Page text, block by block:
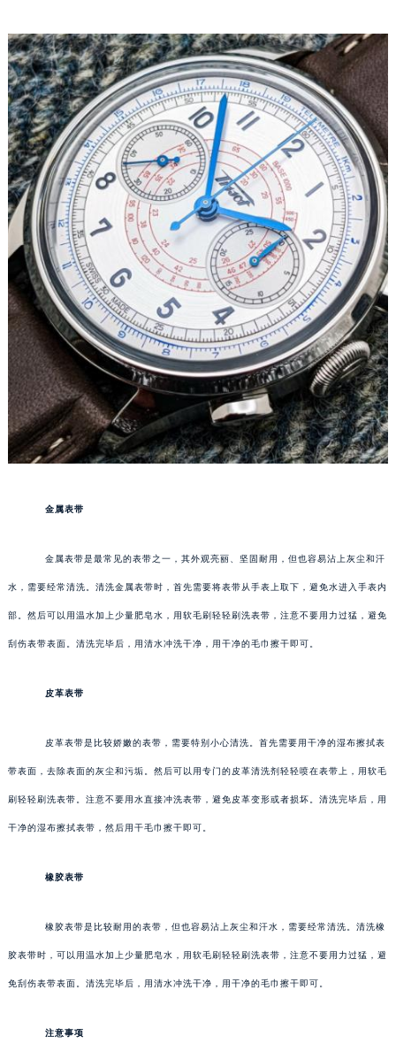
金属表带
金属表带是最常见的表带之一，其外观亮丽、坚固耐用，但也容易沾上灰尘和汗
水，需要经常清洗。清洗金属表带时，首先需要将表带从手表上取下，避免水进入手表内
部。然后可以用温水加上少量肥皂水，用软毛刷轻轻刷洗表带，注意不要用力过猛，避免
刮伤表带表面。清洗完毕后，用清水冲洗干净，用干净的毛巾擦干即可。
皮革表带
皮革表带是比较娇嫩的表带，需要特别小心清洗。首先需要用干净的湿布擦拭表
带表面，去除表面的灰尘和污垢。然后可以用专门的皮革清洗剂轻轻喷在表带上，用软毛
刷轻轻刷洗表带。注意不要用水直接冲洗表带，避免皮革变形或者损坏。清洗完毕后，用
干净的湿布擦拭表带，然后用干毛巾擦干即可。
橡胶表带
橡胶表带是比较耐用的表带，但也容易沾上灰尘和汗水，需要经常清洗。清洗橡
胶表带时，可以用温水加上少量肥皂水，用软毛刷轻轻刷洗表带，注意不要用力过猛，避
免刮伤表带表面。清洗完毕后，用清水冲洗干净，用干净的毛巾擦干即可。
注意事项